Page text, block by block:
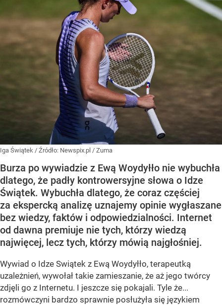
Iga Świątek / Źródło: Newspix.pl / Zuma
Burza po wywiadzie z Ewą Woydyłło nie wybuchła
dlatego, że padły kontrowersyjne słowa o Idze
Świątek. Wybuchła dlatego, że coraz częściej
za ekspercką analizę uznajemy opinie wygłaszane
bez wiedzy, faktów i odpowiedzialności. Internet
od dawna premiuje nie tych, którzy wiedzą
najwięcej, lecz tych, którzy mówią najgłośniej.
Wywiad o Idze Swiątek z Ewą Woydyłło, terapeutką
uzależnień, wywołał takie zamieszanie, że aż jego twórcy
zdjęli go z Internetu. I jeszcze się pokajali. Tyle że...
rozmówczyni bardzo sprawnie posłużyła się językiem